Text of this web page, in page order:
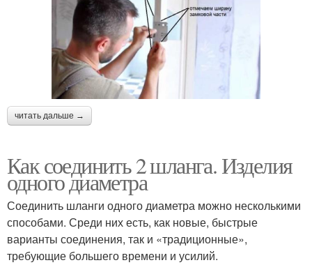
читать дальше →
Как соединить 2 шланга. Изделия
одного диаметра
Соединить шланги одного диаметра можно несколькими
способами. Среди них есть, как новые, быстрые
варианты соединения, так и «традиционные»,
требующие большего времени и усилий.